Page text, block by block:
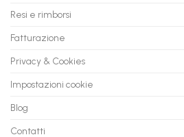
Resi e rimborsi
Fatturazione
Privacy & Cookies
Impostazioni cookie
Blog
Contatti